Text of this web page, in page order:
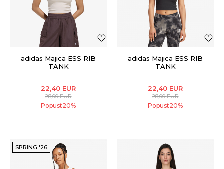
adidas Majica ESS RIB
TANK
22,40 EUR
28,00EUR
Popust20%
adidas Majica ESS RIB
TANK
22,40 EUR
28,00EUR
Popust20%
SPRING '26